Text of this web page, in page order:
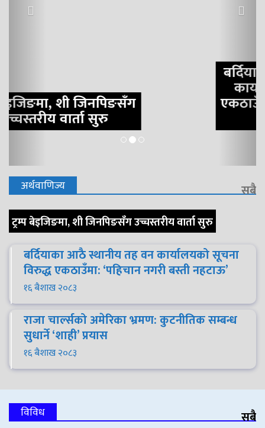
कार्यालयको सूचना विरुद्ध
एकठाउँमा: ‘पहिचान नगरी बस्ती
अर्थवाणिज्य सबै
ट्रम्प बेइजिङमा, शी जिनपिङसँग उच्चस्तरीय वार्ता सुरु
बर्दियाका आठै स्थानीय तह वन कार्यालयको सूचना
विरुद्ध एकठाउँमा: ‘पहिचान नगरी बस्ती नहटाऊ’
१६ बैशाख २०८३
राजा चार्ल्सको अमेरिका भ्रमण: कुटनीतिक सम्बन्ध
सुधार्ने ‘शाही’ प्रयास
१६ बैशाख २०८३
विविध सबै